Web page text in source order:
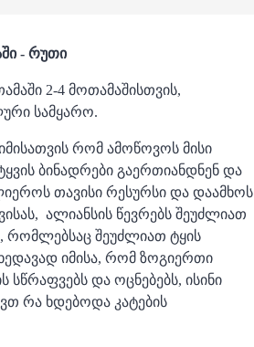
- რუთი
2-4 მოთამაშისთვის,
სამყარო.
რომ ამოწოვოს მისი
ბინადრები გაერთიანდნენ და
თავისი რესურსი და დაამხოს
ალიანსის წევრებს შეუძლიათ
რომლებსაც შეუძლიათ ტყის
იმისა, რომ ზოგიერთი
და ოცნებებს, ისინი
რა ხდებოდა კატების